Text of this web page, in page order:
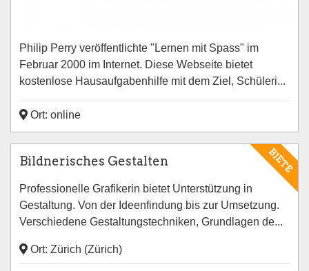
Philip Perry veröffentlichte "Lernen mit Spass" im
Februar 2000 im Internet. Diese Webseite bietet
kostenlose Hausaufgabenhilfe mit dem Ziel, Schüleri...
Ort: online
BIETE
Bildnerisches Gestalten
Professionelle Grafikerin bietet Unterstützung in
Gestaltung. Von der Ideenfindung bis zur Umsetzung.
Verschiedene Gestaltungstechniken, Grundlagen de...
Ort: Zürich (Zürich)